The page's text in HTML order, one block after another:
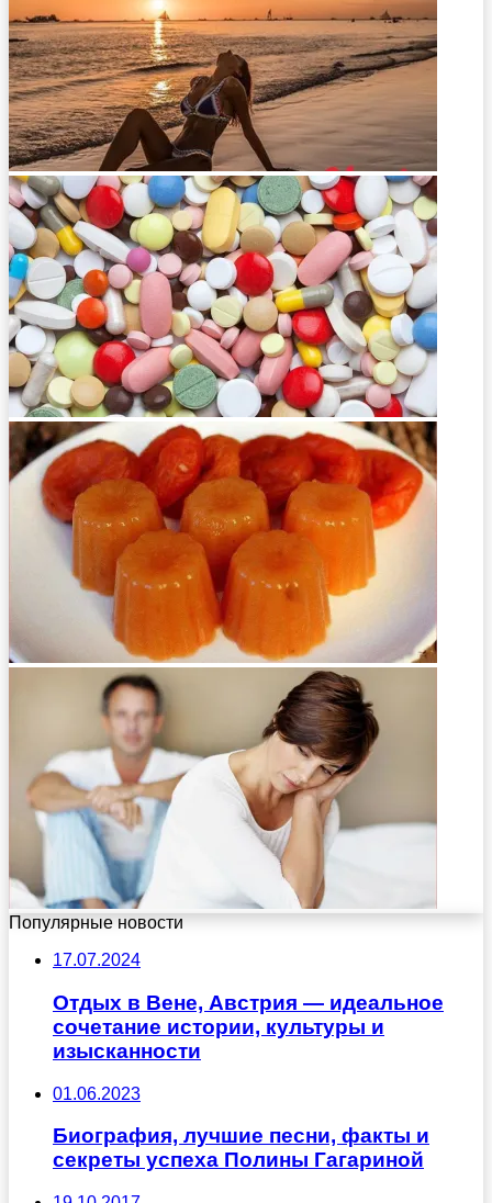
Популярные новости
17.07.2024
Отдых в Вене, Австрия — идеальное
сочетание истории, культуры и
изысканности
01.06.2023
Биография, лучшие песни, факты и
секреты успеха Полины Гагариной